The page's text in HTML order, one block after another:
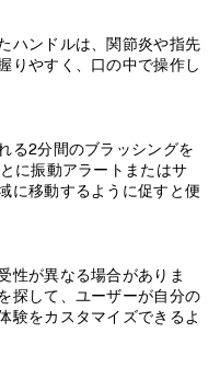
ハンドルは、関節炎や指先
りやすく、口の中で操作し
る2分間のブラッシングを
に振動アラートまたはサ
に移動するように促すと便
性が異なる場合がありま
探して、ユーザーが自分の
験をカスタマイズできるよ